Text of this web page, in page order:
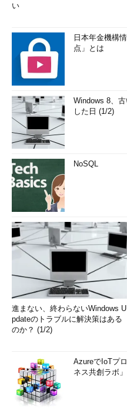
い
日本年金機構
点」とは
Windows 8、
した日 (1/2)
NoSQL
進まない、終わらないWindows U
pdateのトラブルに解決策はある
のか？ (1/2)
AzureでIoTプ
ネス共創ラボ」